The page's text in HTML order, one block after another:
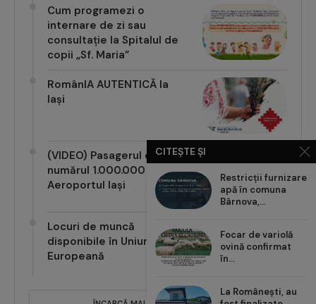
internare de zi sau
consultație la Spitalul de
copii „Sf. Maria”
Iași
(VIDEO) Pasagerul cu
numărul 1.000.000 pe
Aeroportul Iași
disponibile în Uniunea
Europeană
ÎNCARCĂ MAI MULTE POSTĂRI
CITEȘTE ȘI
Restricții furnizare
apă în comuna
Bârnova,...
Focar de variolă
ovină confirmat
în...
La Românești, au